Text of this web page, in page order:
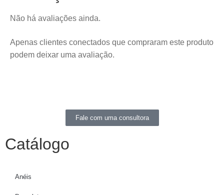
Não há avaliações ainda.
Apenas clientes conectados que compraram este produto
podem deixar uma avaliação.
Fale com uma consultora
Catálogo
Anéis